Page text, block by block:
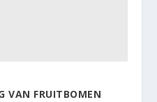
VAN FRUITBOMEN